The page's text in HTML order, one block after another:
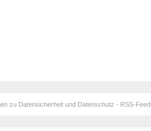
zu Datensicherheit und Datenschutz - RSS-